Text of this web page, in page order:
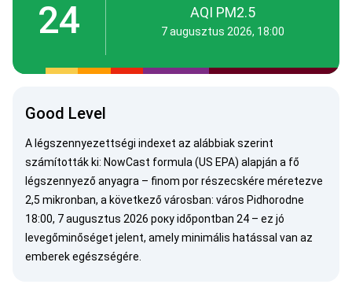
24 AQI PM2.5
7 augusztus 2026, 18:00
Good Level
A légszennyezettségi indexet az alábbiak szerint
számították ki: NowCast formula (US EPA) alapján a fő
légszennyező anyagra – finom porrészecskére méretezve
2,5 mikronban, a következő városban: város Pidhorodne
18:00, 7 augusztus 2026 року időpontban 24 – ez jó
levegőminőséget jelent, amely minimális hatással van az
emberek egészségére.